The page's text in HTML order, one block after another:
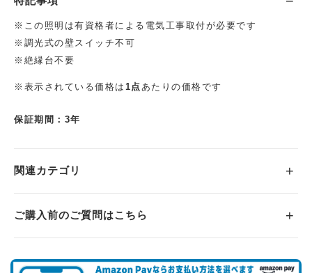
※この照明は有資格者による電気工事取付が必要です
※調光式の壁スイッチ不可
※絶縁台不要
※表示されている価格は 1点あたりの価格です
保証期間：3年
関連カテゴリ
ご購入前のご質問はこちら